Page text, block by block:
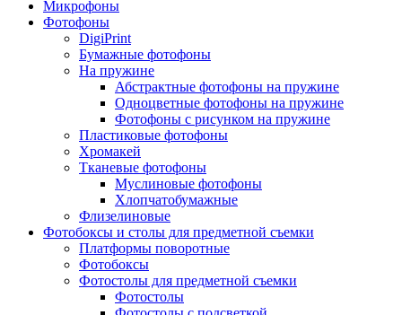
Микрофоны
Фотофоны
DigiPrint
Бумажные фотофоны
На пружине
Абстрактные фотофоны на пружине
Одноцветные фотофоны на пружине
Фотофоны с рисунком на пружине
Пластиковые фотофоны
Хромакей
Тканевые фотофоны
Муслиновые фотофоны
Хлопчатобумажные
Флизелиновые
Фотобоксы и столы для предметной съемки
Платформы поворотные
Фотобоксы
Фотостолы для предметной съемки
Фотостолы